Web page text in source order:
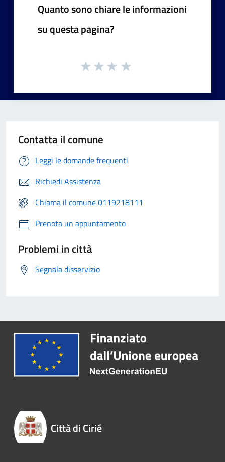
Quanto sono chiare le informazioni
su questa pagina?
Contatta il comune
Leggi le domande frequenti
Richiedi Assistenza
Chiama il comune 0119218111
Prenota un appuntamento
Problemi in città
Segnala disservizio
Città di Cirié